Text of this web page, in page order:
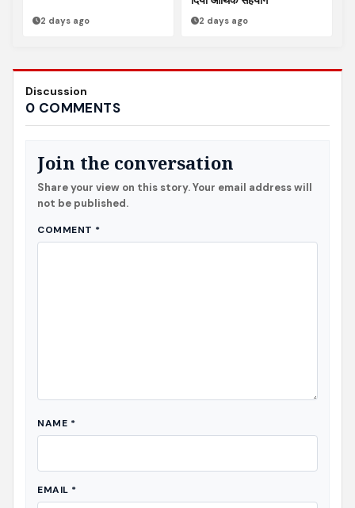
2 days ago 2 days ago
Discussion
0 COMMENTS
Join the conversation
Share your view on this story. Your email address will
not be published.
COMMENT *
NAME *
EMAIL *